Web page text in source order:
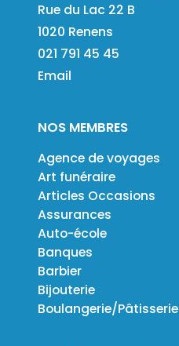
Rue du Lac 22 B
1020 Renens
021 791 45 45
Email
NOS MEMBRES
Agence de voyages
Art funéraire
Articles Occasions
Assurances
Auto-école
Banques
Barbier
Bijouterie
Boulangerie/Pâtisserie